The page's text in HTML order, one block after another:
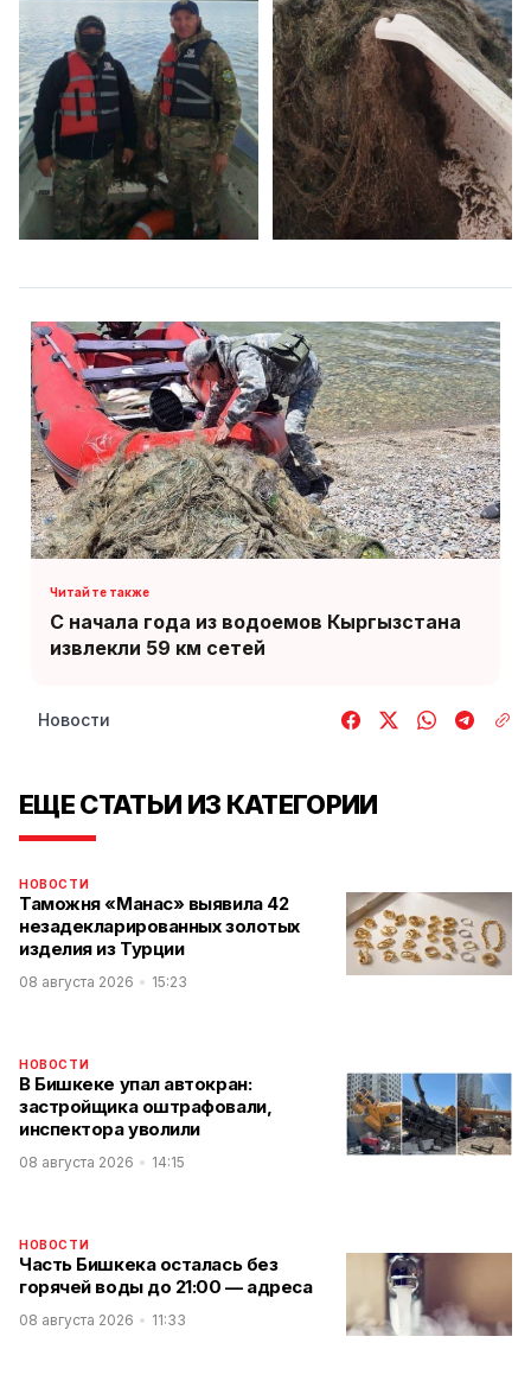
С начала года из водоемов Кыргызстана
извлекли 59 км сетей
Новости
ЕЩЕ СТАТЬИ ИЗ КАТЕГОРИИ
НОВОСТИ
Таможня «Манас» выявила 42
незадекларированных золотых
изделия из Турции
08 августа 2026 15:23
НОВОСТИ
В Бишкеке упал автокран:
застройщика оштрафовали,
инспектора уволили
08 августа 2026 14:15
НОВОСТИ
Часть Бишкека осталась без
горячей воды до 21:00 — адреса
08 августа 2026 11:33